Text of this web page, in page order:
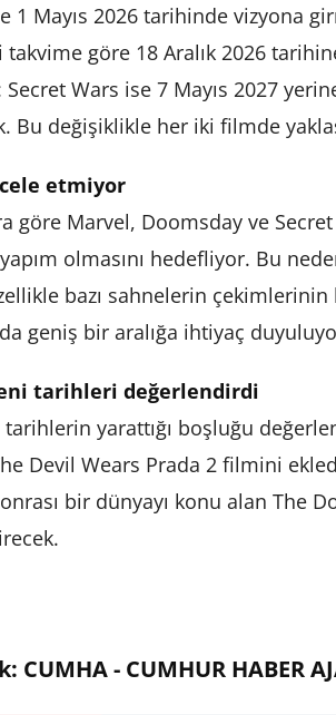
1 Mayıs 2026 tarihinde vizyona
göre 18 Aralık 2026
Secret Wars ise 7 Mayıs 2027
Bu değişiklikle her iki filmde
etmiyor
göre Marvel, Doomsday ve
olmasını hedefliyor. Bu
bazı sahnelerin
geniş bir aralığa ihtiyaç
tarihleri değerlendirdi
yarattığı boşluğu
Devil Wears Prada 2 filmini
bir dünyayı konu alan The
CUMHA - CUMHUR HABER